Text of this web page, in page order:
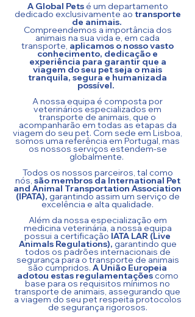
A Global Petsé um departamento
dedicado exclusivamente ao transporte
de animais.
Compreendemos a importância dos
animais na sua vida e, em cada
transporte, aplicamos o nosso vasto
conhecimento, dedicação e
experiência para garantir que a
viagem do seu pet seja o mais
tranquila, segura e humanizada
possível. ​
A nossa equipa é composta por
veterinários especializados em
transporte de animais, que o
acompanharão em todas as etapas da
viagem do seu pet. Com sede em Lisboa,
somos uma referência em Portugal, mas
os nossos serviços estendem-se
globalmente.
Todos os nossos parceiros, tal como
nós, são membros da International Pet
and Animal Transportation Association
(IPATA), garantindo assim um serviço de
excelência e alta qualidade.
Além da nossa especialização em
medicina veterinária, a nossa equipa
possui a certificação IATA LAR (Live
Animals Regulations), garantindo que
todos os padrões internacionais de
segurança para o transporte de animais
são cumpridos. A União Europeia
adotou estas regulamentaçõescomo
base para os requisitos mínimos no
transporte de animais, assegurando que
a viagem do seu pet respeita protocolos
de segurança rigorosos.